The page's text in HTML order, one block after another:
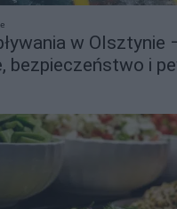
w Olsztynie
bezpieczeństwo i